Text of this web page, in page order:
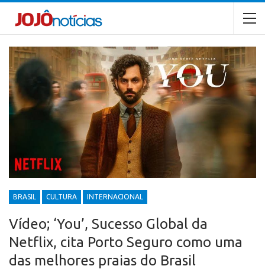
BRASIL CULTURA INTERNACIONAL
Vídeo; ‘You’, Sucesso Global da
Netflix, cita Porto Seguro como uma
das melhores praias do Brasil